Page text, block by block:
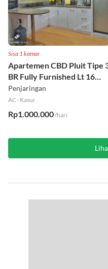
Sisa 1 kamar
Apartemen CBD Pluit Tipe
BR Fully Furnished Lt 16
Utara
Penjaringan
AC · Kasur
Rp1.000.000/hari